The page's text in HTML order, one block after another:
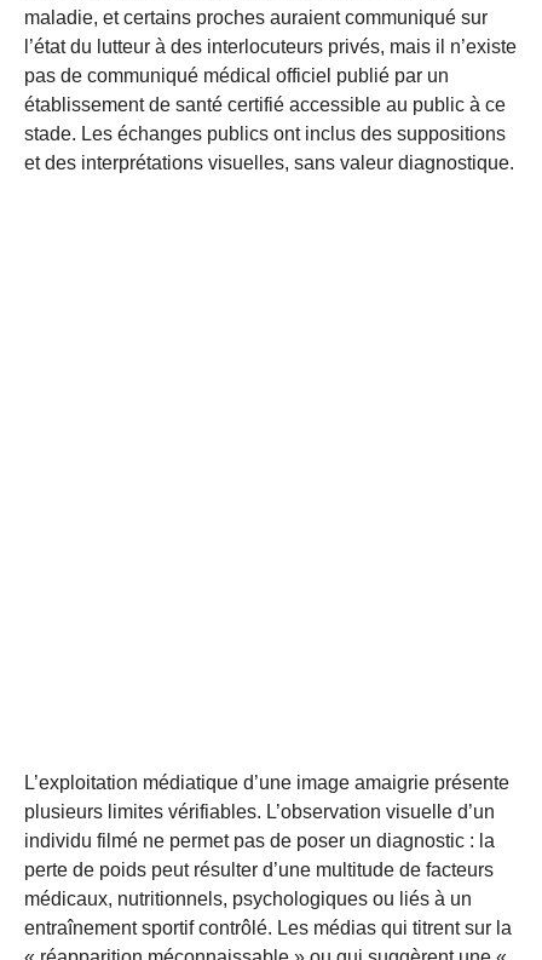
maladie, et certains proches auraient communiqué sur
l’état du lutteur à des interlocuteurs privés, mais il n’existe
pas de communiqué médical officiel publié par un
établissement de santé certifié accessible au public à ce
stade. Les échanges publics ont inclus des suppositions
et des interprétations visuelles, sans valeur diagnostique.
L’exploitation médiatique d’une image amaigrie présente
plusieurs limites vérifiables. L’observation visuelle d’un
individu filmé ne permet pas de poser un diagnostic : la
perte de poids peut résulter d’une multitude de facteurs
médicaux, nutritionnels, psychologiques ou liés à un
entraînement sportif contrôlé. Les médias qui titrent sur la